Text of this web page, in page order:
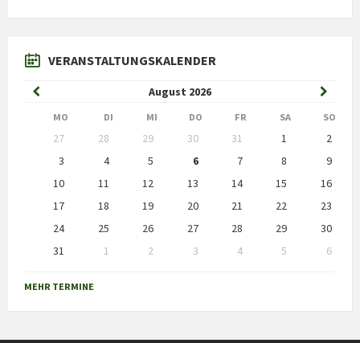
VERANSTALTUNGSKALENDER
August 2026
Previous
Month
Month
MO DI MI DO FR SA SO
calendar
27 28 29 30 31 1
2
3
4 5 6 7 8
9
10
11 12 13 14 15
16
17
18 19 20 21 22
23
24
25 26 27 28 29
30
31
1 2 3 4 5
6
to
calendar
MEHR TERMINE